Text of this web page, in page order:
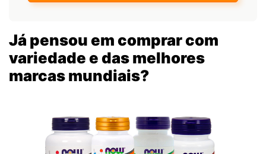
Já pensou em comprar com
variedade e das melhores
marcas mundiais?